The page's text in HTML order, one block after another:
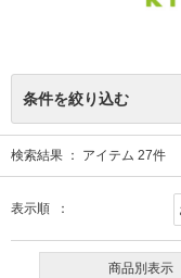
条件を絞り込む
検索結果 ： アイテム 27件
表示順 ：
商品別表示